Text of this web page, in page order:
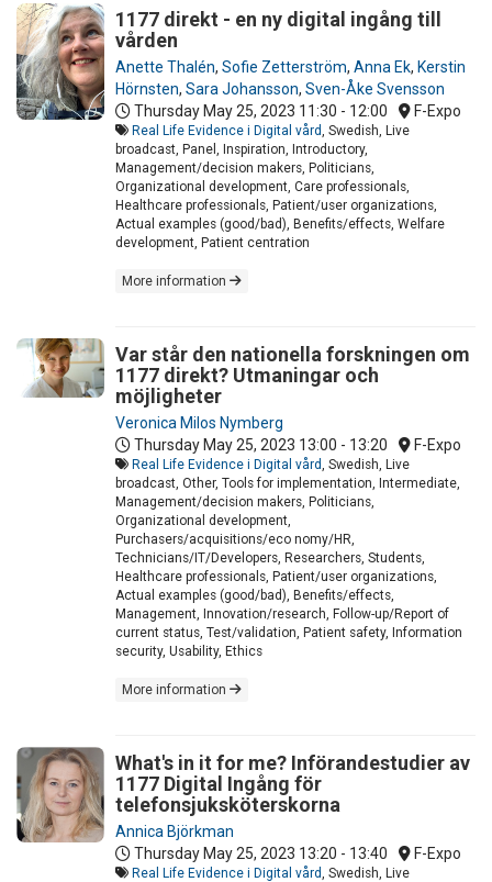
1177 direkt - en ny digital ingång till
vården
Anette Thalén, Sofie Zetterström, Anna Ek, Kerstin
Hörnsten, Sara Johansson, Sven-Åke Svensson
Thursday May 25, 2023 11:30 - 12:00 F-Expo
Real Life Evidence i Digital vård , Swedish, Live
broadcast, Panel, Inspiration, Introductory,
Management/decision makers, Politicians,
Organizational development, Care professionals,
Healthcare professionals, Patient/user organizations,
Actual examples (good/bad), Benefits/effects, Welfare
development, Patient centration
More information
Var står den nationella forskningen om
1177 direkt? Utmaningar och
möjligheter
Veronica Milos Nymberg
Thursday May 25, 2023 13:00 - 13:20 F-Expo
Real Life Evidence i Digital vård , Swedish, Live
broadcast, Other, Tools for implementation, Intermediate,
Management/decision makers, Politicians,
Organizational development,
Purchasers/acquisitions/eco nomy/HR,
Technicians/IT/Developers, Researchers, Students,
Healthcare professionals, Patient/user organizations,
Actual examples (good/bad), Benefits/effects,
Management, Innovation/research, Follow-up/Report of
current status, Test/validation, Patient safety, Information
security, Usability, Ethics
More information
What's in it for me? Införandestudier av
1177 Digital Ingång för
telefonsjuksköterskorna
Annica Björkman
Thursday May 25, 2023 13:20 - 13:40 F-Expo
Real Life Evidence i Digital vård , Swedish, Live